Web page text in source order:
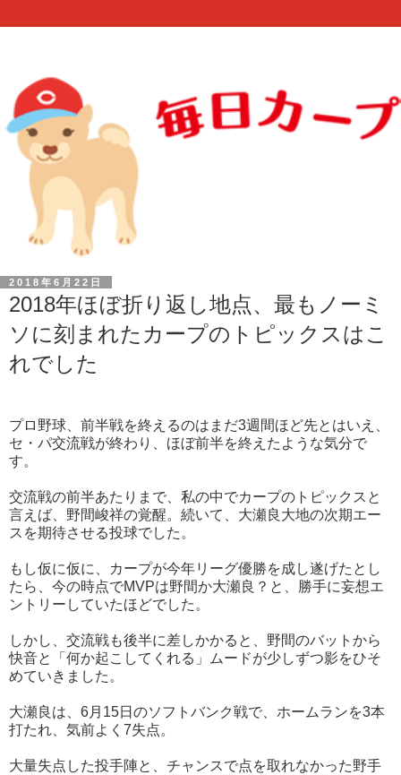
2018年6月22日
2018年ほぼ折り返し地点、最もノーミ
ソに刻まれたカープのトピックスはこ
れでした
プロ野球、前半戦を終えるのはまだ3週間ほど先とはいえ、
セ・パ交流戦が終わり、ほぼ前半を終えたような気分で
す。
交流戦の前半あたりまで、私の中でカープのトピックスと
言えば、野間峻祥の覚醒。続いて、大瀬良大地の次期エー
スを期待させる投球でした。
もし仮に仮に、カープが今年リーグ優勝を成し遂げたとし
たら、今の時点でMVPは野間か大瀬良？と、勝手に妄想エ
ントリーしていたほどでした。
しかし、交流戦も後半に差しかかると、野間のバットから
快音と「何か起こしてくれる」ムードが少しずつ影をひそ
めていきました。
大瀬良は、6月15日のソフトバンク戦で、ホームランを3本
打たれ、気前よく7失点。
大量失点した投手陣と、チャンスで点を取れなかった野手